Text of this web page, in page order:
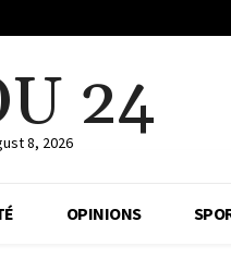
24
8, 2026
OPINIONS